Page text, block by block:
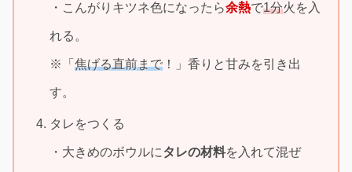
・こんがりキツネ色になったら余熱で1分火を入
れる。
※「焦げる直前まで ！」香りと甘みを引き出
す。
タレをつくる
・大きめのボウルにタレの材料を入れて混ぜ